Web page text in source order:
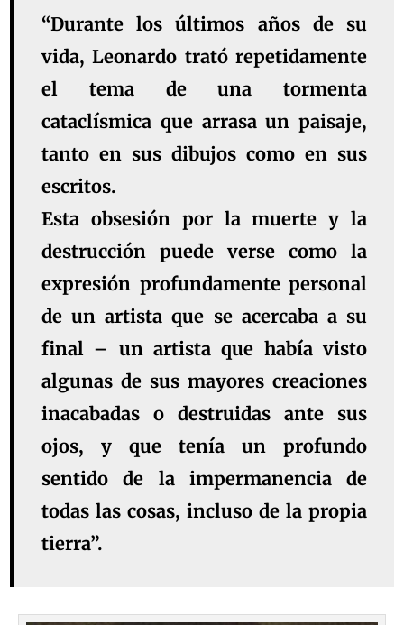
“Durante los últimos años de su
vida, Leonardo trató repetidamente
el tema de una tormenta
cataclísmica que arrasa un paisaje,
tanto en sus dibujos como en sus
escritos.
Esta obsesión por la muerte y la
destrucción puede verse como la
expresión profundamente personal
de un artista que se acercaba a su
final – un artista que había visto
algunas de sus mayores creaciones
inacabadas o destruidas ante sus
ojos, y que tenía un profundo
sentido de la impermanencia de
todas las cosas, incluso de la propia
tierra”.